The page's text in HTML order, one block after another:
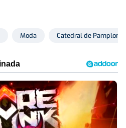
Moda Catedral de Pamplona